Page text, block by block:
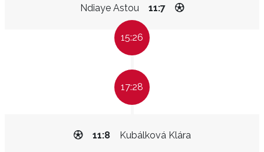
Ndiaye Astou 11:7
15:26
17:28
Kubálková Klára
11:8